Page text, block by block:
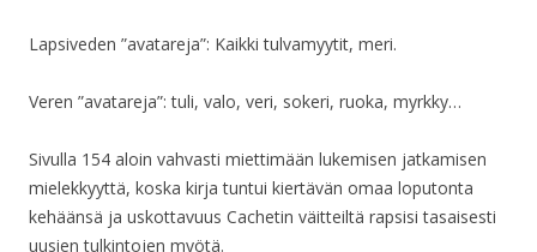
Lapsiveden ”avatareja”: Kaikki tulvamyytit, meri.
Veren ”avatareja”: tuli, valo, veri, sokeri, ruoka, myrkky…
Sivulla 154 aloin vahvasti miettimään lukemisen jatkamisen
mielekkyyttä, koska kirja tuntui kiertävän omaa loputonta
kehäänsä ja uskottavuus Cachetin väitteiltä rapsisi tasaisesti
uusien tulkintojen myötä.